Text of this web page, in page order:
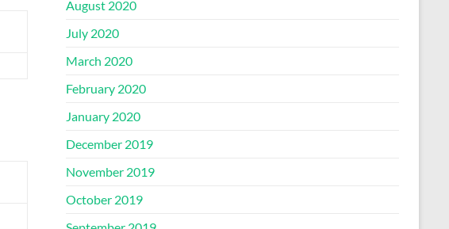
August 2020
July 2020
March 2020
February 2020
January 2020
December 2019
November 2019
October 2019